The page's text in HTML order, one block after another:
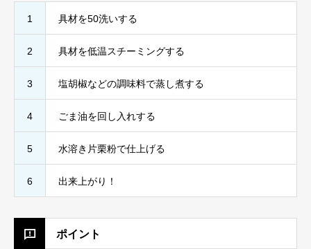
1 具材を50洗いする
2 具材を低温スチーミングする
3 塩胡椒などの調味料で蒸し煮する
4 ごま油を回し入れする
5 水溶き片栗粉で仕上げる
6 出来上がり！
ポイント